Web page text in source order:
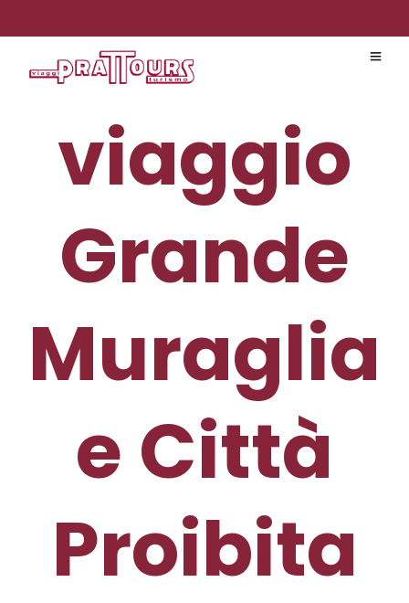
viaggio
Grande
Muraglia
e Città
Proibita